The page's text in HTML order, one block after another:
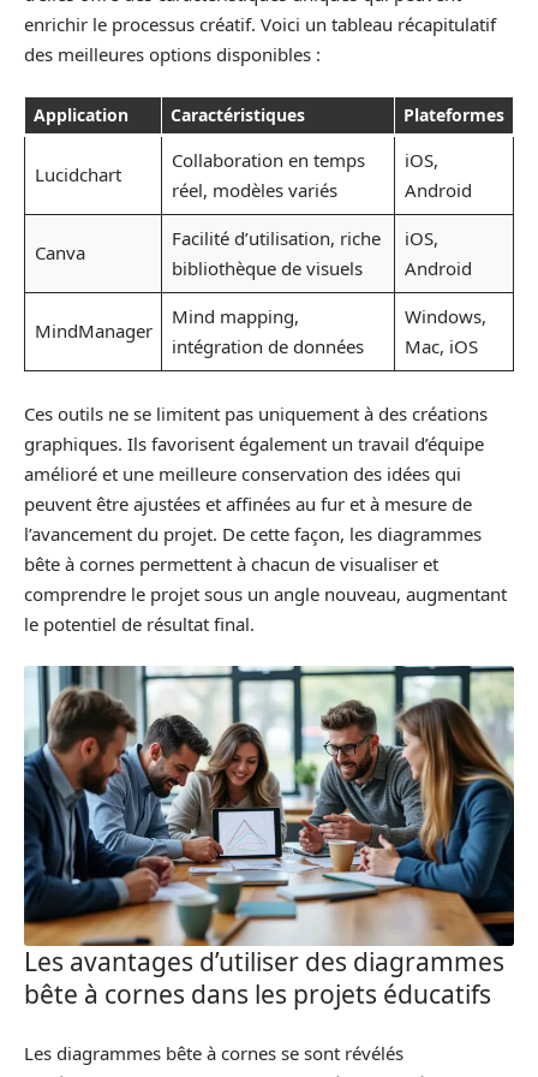
enrichir le processus créatif. Voici un tableau récapitulatif
des meilleures options disponibles :
Application Caractéristiques Plateformes
Lucidchart
Collaboration en temps
réel, modèles variés
iOS,
Android
Canva
Facilité d’utilisation, riche
bibliothèque de visuels
iOS,
Android
MindManager
Mind mapping,
intégration de données
Windows,
Mac, iOS
Ces outils ne se limitent pas uniquement à des créations
graphiques. Ils favorisent également un travail d’équipe
amélioré et une meilleure conservation des idées qui
peuvent être ajustées et affinées au fur et à mesure de
l’avancement du projet. De cette façon, les diagrammes
bête à cornes permettent à chacun de visualiser et
comprendre le projet sous un angle nouveau, augmentant
le potentiel de résultat final.
Les avantages d’utiliser des diagrammes
bête à cornes dans les projets éducatifs
Les diagrammes bête à cornes se sont révélés